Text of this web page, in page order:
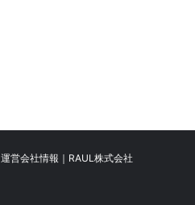
運営会社情報｜RAUL株式会社